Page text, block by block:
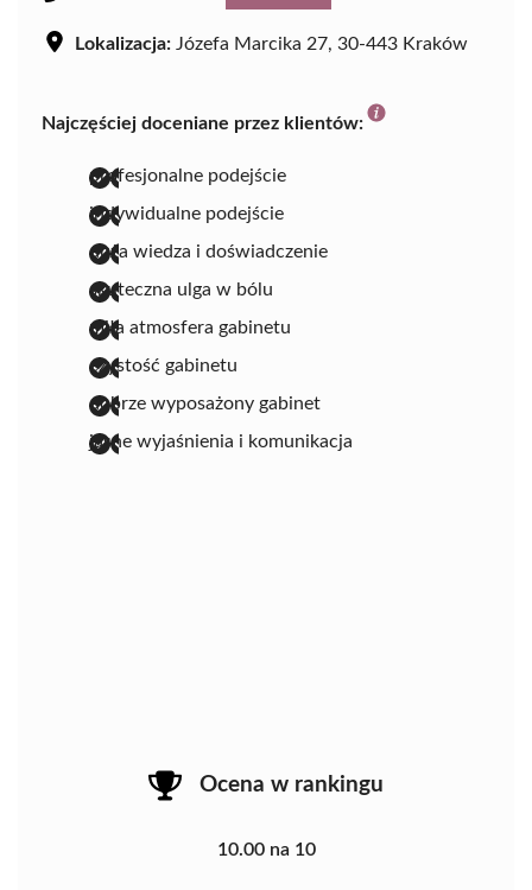
Lokalizacja: Józefa Marcika 27, 30-443 Kraków
Najczęściej doceniane przez klientów:
profesjonalne podejście
indywidualne podejście
duża wiedza i doświadczenie
skuteczna ulga w bólu
miła atmosfera gabinetu
czystość gabinetu
dobrze wyposażony gabinet
jasne wyjaśnienia i komunikacja
Ocena w rankingu
10.00 na 10